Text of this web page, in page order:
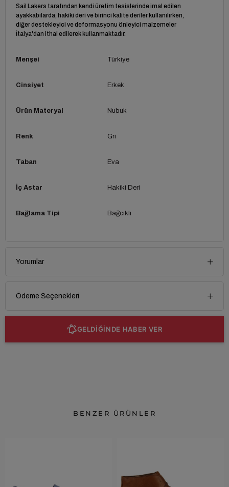
Sail Lakers tarafından kendi üretim tesislerinde imal edilen
ayakkabılarda, hakiki deri ve birinci kalite deriler kullanılırken,
diğer destekleyici ve deformasyonu önleyici malzemeler
İtalya'dan ithal edilerek kullanmaktadır.
Menşei Türkiye
Cinsiyet Erkek
Ürün Materyal Nubuk
Renk Gri
Taban Eva
İç Astar Hakiki Deri
Bağlama Tipi Bağcıklı
Yorumlar
Ödeme Seçenekleri
GELDİĞİNDE HABER VER
BENZER ÜRÜNLER